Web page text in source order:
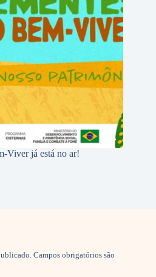
Viver já está no ar!
Campos obrigatórios são